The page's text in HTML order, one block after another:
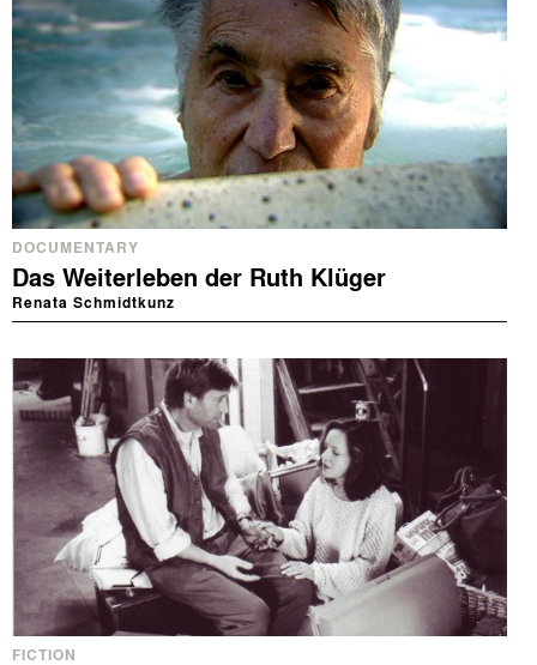
DOCUMENTARY
Das Weiterleben der Ruth Klüger
Renata Schmidtkunz
FICTION